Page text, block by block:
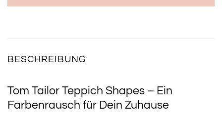
BESCHREIBUNG
Tom Tailor Teppich Shapes – Ein
Farbenrausch für Dein Zuhause